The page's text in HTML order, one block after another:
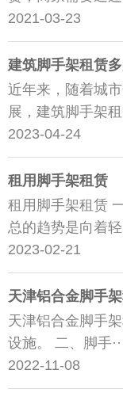
2021-03-23
建筑脚手架租赁
近年来，随着城
展，建筑脚手架
2023-04-24
租用脚手架租赁
租用脚手架租赁
总的趋势是向着轻
2023-02-21
天津铝合金脚手
天津铝合金脚手
设施。 二、脚手
2022-11-08